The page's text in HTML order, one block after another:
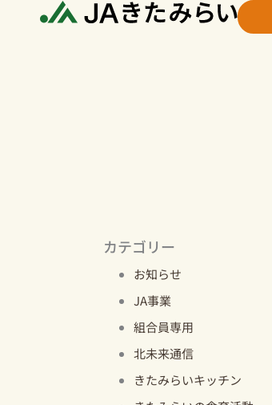
カテゴリー
お知らせ
JA事業
組合員専用
北未来通信
きたみらいキッチン